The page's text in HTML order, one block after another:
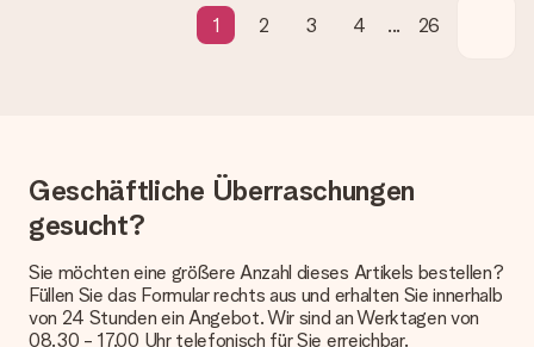
Wie lange dauert die Lieferzeit und wann werde ich mein
Welche Lieferoptionen stehen zur Verfügung?
Derzeit können wir (noch) keine verschiedenen Lieferoptionen
anbieten. Das Geschenk, das bestellt wird, wird als Paket oder
oder Päckchen geliefert wird, kontaktiere bitte unseren
Kundenservice.
1 2 3 4 ... 26
Geschäftliche Überraschungen
gesucht?
Sie möchten eine größere Anzahl dieses Artikels bestellen?
Füllen Sie das Formular rechts aus und erhalten Sie innerhalb
von 24 Stunden ein Angebot. Wir sind an Werktagen von
08.30 - 17.00 Uhr telefonisch für Sie erreichbar.